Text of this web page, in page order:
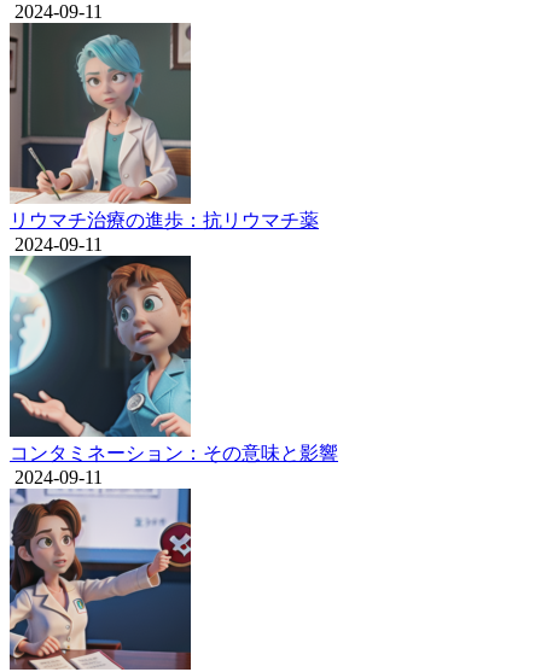
2024-09-11
リウマチ治療の進歩：抗リウマチ薬
2024-09-11
コンタミネーション：その意味と影響
2024-09-11